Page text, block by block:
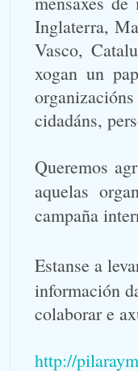
Inglaterra,
Vasco,
xogan un
cidadáns,
Queremos
aquelas
campaña
Estanse a
información
colaborar e
http://